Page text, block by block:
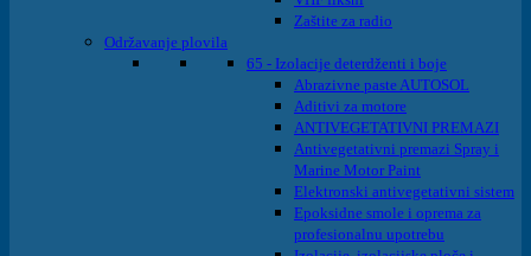
Zaštite za radio
Održavanje plovila
65 - Izolacije deterdženti i boje
Abrazivne paste AUTOSOL
Aditivi za motore
ANTIVEGETATIVNI PREMAZI
Antivegetativni premazi Spray i
Marine Motor Paint
Elektronski antivegetativni sistem
Epoksidne smole i oprema za
profesionalnu upotrebu